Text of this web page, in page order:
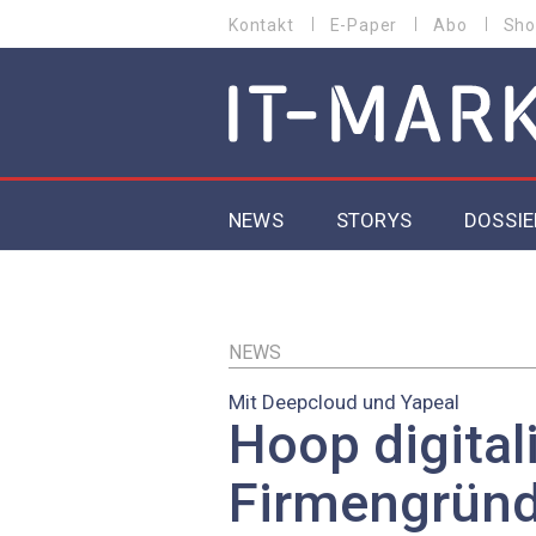
zum
MENU
Kontakt E-Paper Abo
MAIN NAVIGATION
NEWS STORYS
EU-
NEWS
Mit Deepcloud und Yapeal
Hoop